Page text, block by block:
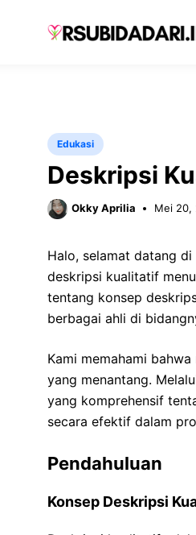
Edukasi
Deskripsi
Okky Aprilia Mei 20,
Halo, selamat datang
deskripsi kualitatif
tentang konsep
berbagai ahli di
Kami memahami
yang menantang.
yang komprehensif
secara efektif dalam
Pendahuluan
Konsep Deskripsi